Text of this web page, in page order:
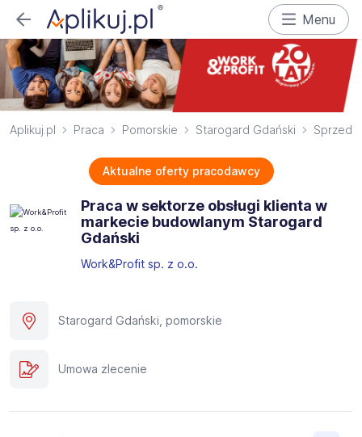
Menu
Aplikuj.pl Praca Pomorskie Starogard Gdański
Aktualne oferty pracodawcy
Praca w sektorze obsługi klienta w
markecie budowlanym Starogard
Gdański
Work&Profit sp. z o.o.
Starogard Gdański, pomorskie
Umowa zlecenie